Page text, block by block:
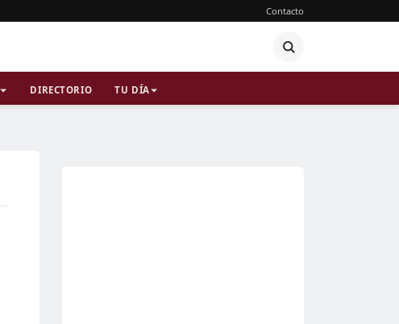
Contacto
DIRECTORIO TU DÍA